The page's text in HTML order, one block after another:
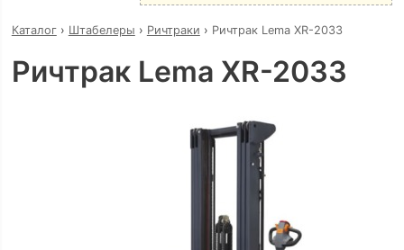
Каталог› Штабелеры › Ричтраки › Ричтрак Lema XR-2033
Ричтрак Lema XR-2033